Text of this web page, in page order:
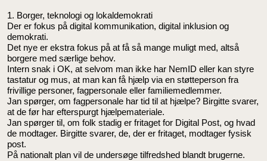
1. Borger, teknologi og lokaldemokrati
Der er fokus på digital kommunikation, digital inklusion og
demokrati.
Det nye er ekstra fokus på at få så mange muligt med, altså
borgere med særlige behov.
Intern snak i OK, at selvom man ikke har NemID eller kan styre
tastatur og mus, at man kan få hjælp via en støtteperson fra
frivillige personer, fagpersonale eller familiemedlemmer.
Jan spørger, om fagpersonale har tid til at hjælpe? Birgitte svarer,
at de før har efterspurgt hjælpemateriale.
Jan spørger til, om folk stadig er fritaget for Digital Post, og hvad
de modtager. Birgitte svarer, de, der er fritaget, modtager fysisk
post.
På nationalt plan vil de undersøge tilfredshed blandt brugerne.